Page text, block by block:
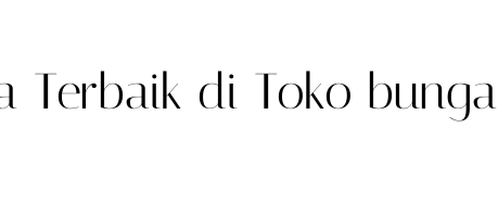
Terbaik di Toko bunga